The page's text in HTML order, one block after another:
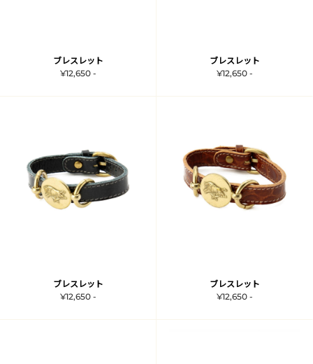
ブレスレット
¥12,650 -
ブレスレット
¥12,650 -
ブレスレット
¥12,650 -
ブレスレット
¥12,650 -